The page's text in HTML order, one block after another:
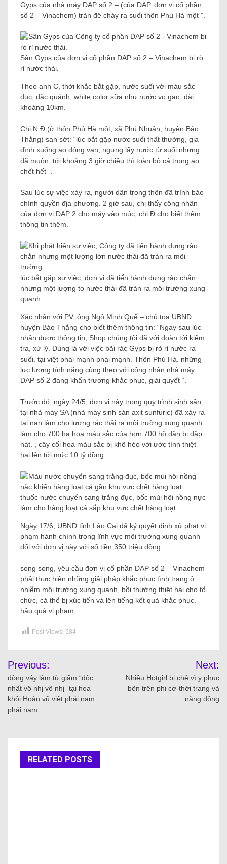
Gyps của nhà máy DAP số 2 – (của DAP. đơn vị cổ phần
số 2 – Vinachem) tràn đê chảy ra suối thôn Phú Hà một ”.
Sân Gyps của đơn vị cổ phần DAP số 2 – Vinachem bị rò
rỉ nước thải.
Theo anh C, thời khắc bắt gặp, nước suối với màu sắc
đục, đặc quánh, white color sữa như nước vo gạo, dài
khoảng 10km.
Chị N.Đ (ở thôn Phú Hà một, xã Phú Nhuận, huyện Bảo
Thắng) san sớt: “lúc bắt gặp nước suối thất thường, gia
đình xuống ao đóng van, ngưng lấy nước từ suối nhưng
đã muộn. tới khoảng 3 giờ chiều thì toàn bộ cá trong ao
chết hết ”.
Sau lúc sự việc xảy ra, người dân trong thôn đã trình báo
chính quyền địa phương. 2 giờ sau, chị thấy công nhân
của đơn vị DAP 2 cho máy vào múc, chị Đ cho biết thêm
thông tin thêm.
lúc bắt gặp sự việc, đơn vị đã tiến hành dựng rào chắn
nhưng một lượng to nước thải đã tràn ra môi trường xung
quanh.
Xác nhận với PV, ông Ngô Minh Quế – chủ toạ UBND
huyện Bảo Thắng cho biết thêm thông tin: “Ngay sau lúc
nhận được thông tin, Shop chúng tôi đã với đoàn tới kiểm
tra, xử lý. Đúng là với việc bãi rác Gyps bị rò rỉ nước ra
suối. tại việt phái mạnh phái mạnh. Thôn Phú Hà. những
lực lượng tính năng cùng theo với công nhân nhà máy
DAP số 2 đang khẩn trương khắc phục, giải quyết “.
Trước đó, ngày 24/5, đơn vị này trong quy trình sinh sản
tại nhà máy SA (nhà máy sinh sản axit sunfuric) đã xảy ra
tai nạn làm cho lượng rác thải ra môi trường xung quanh
làm cho 700 ha hoa màu sắc của hơn 700 hộ dân bị dập
nát. , cây cối hoa màu sắc bị khô héo với ước tính thiệt
hại lên tới mức 10 tỷ đồng.
thuốc nước chuyển sang trắng đục, bốc mùi hôi nồng nực
làm cho hàng loạt cá sắp khu vực chết hàng loạt.
Ngày 17/6, UBND tỉnh Lào Cai đã ký quyết định xử phạt vi
phạm hành chính trong lĩnh vực môi trường xung quanh
đối với đơn vị này với số tiền 350 triệu đồng.
song song, yêu cầu đơn vị cổ phần DAP số 2 – Vinachem
phải thực hiện những giải pháp khắc phục tình trạng ô
nhiễm môi trường xung quanh, bồi thường thiệt hại cho tổ
chức, cá thể bị xúc tiến và lên tiếng kết quả khắc phục.
hậu quả vi phạm.
Post Views: 584
Previous:
dòng váy làm từ giấm “độc
nhất vô nhị vô nhị” tại hoa
khôi Hoàn vũ việt phái nam
phái nam
Next:
Nhiều Hotgirl bị chê vì y phục
bên trên phi cơ-thời trang và
năng động
RELATED POSTS